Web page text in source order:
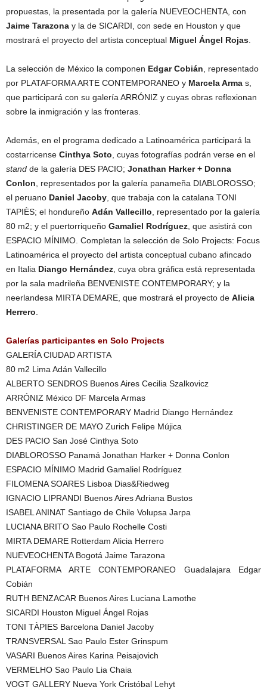
propuestas, la presentada por la galería NUEVEOCHENTA, con
Jaime Tarazona y la de SICARDI, con sede en Houston y que
mostrará el proyecto del artista conceptual Miguel Ángel Rojas
La selección de México la componen Edgar Cobián , representado
por PLATAFORMA ARTE CONTEMPORANEO y Marcela Arma s,
que participará con su galería ARRÓNIZ y cuyas obras reflexionan
sobre la inmigración y las fronteras.
Además, en el programa dedicado a Latinoamérica participará la
costarricense Cinthya Soto , cuyas fotografías podrán verse en el
stand de la galería DES PACIO; Jonathan Harker + Donna
Conlon , representados por la galería panameña DIABLOROSSO;
el peruano Daniel Jacoby , que trabaja con la catalana TONI
TAPIÈS; el hondureño Adán Vallecillo , representado por la galería
80 m2; y el puertorriqueño Gamaliel Rodríguez , que asistirá con
ESPACIO MÍNIMO. Completan la selección de Solo Projects: Focus
Latinoamérica el proyecto del artista conceptual cubano afincado
en Italia Diango Hernández , cuya obra gráfica está representada
por la sala madrileña BENVENISTE CONTEMPORARY; y la
neerlandesa MIRTA DEMARE, que mostrará el proyecto de Alicia
Herrero
Galerías participantes en Solo Projects
GALERÍA CIUDAD ARTISTA
80 m2 Lima Adán Vallecillo
ALBERTO SENDROS Buenos Aires Cecilia Szalkovicz
ARRÓNIZ México DF Marcela Armas
BENVENISTE CONTEMPORARY Madrid Diango Hernández
CHRISTINGER DE MAYO Zurich Felipe Mújica
DES PACIO San José Cinthya Soto
DIABLOROSSO Panamá Jonathan Harker + Donna Conlon
ESPACIO MÍNIMO Madrid Gamaliel Rodríguez
FILOMENA SOARES Lisboa Dias&Riedweg
IGNACIO LIPRANDI Buenos Aires Adriana Bustos
ISABEL ANINAT Santiago de Chile Volupsa Jarpa
LUCIANA BRITO Sao Paulo Rochelle Costi
MIRTA DEMARE Rotterdam Alicia Herrero
NUEVEOCHENTA Bogotá Jaime Tarazona
PLATAFORMA ARTE CONTEMPORANEO Guadalajara Edgar
Cobián
RUTH BENZACAR Buenos Aires Luciana Lamothe
SICARDI Houston Miguel Ángel Rojas
TONI TÀPIES Barcelona Daniel Jacoby
TRANSVERSAL Sao Paulo Ester Grinspum
VASARI Buenos Aires Karina Peisajovich
VERMELHO Sao Paulo Lia Chaia
VOGT GALLERY Nueva York Cristóbal Lehyt